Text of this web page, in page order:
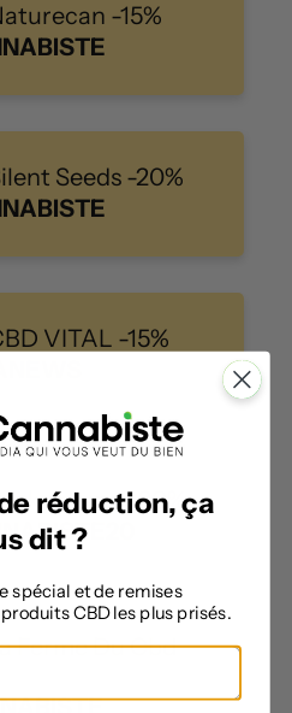
-15%
Seeds -20%
VITAL -15%
Hemp -20%
Ferme Du Cbd
réduction, ça
dit ?
spécial et de remises
CBD les plus prisés.